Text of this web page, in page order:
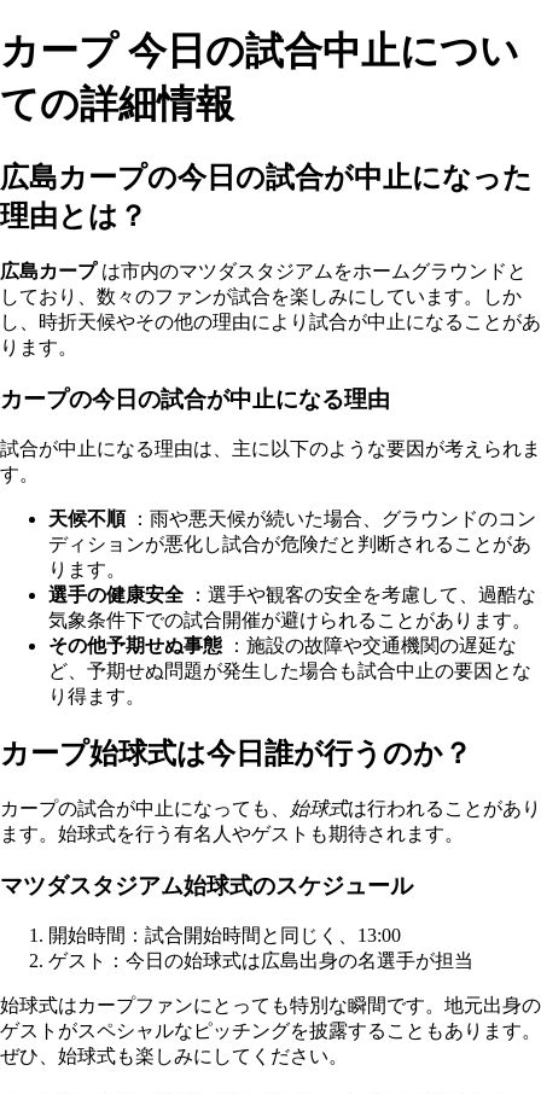
カープ 今日の試合中止につい
ての詳細情報
広島カープの今日の試合が中止になった
理由とは？
広島カープは市内のマツダスタジアムをホームグラウンドと
しており、数々のファンが試合を楽しみにしています。しか
し、時折天候やその他の理由により試合が中止になることがあ
ります。
カープの今日の試合が中止になる理由
試合が中止になる理由は、主に以下のような要因が考えられま
す。
天候不順：雨や悪天候が続いた場合、グラウンドのコン
ディションが悪化し試合が危険だと判断されることがあ
ります。
選手の健康安全 ：選手や観客の安全を考慮して、過酷な
気象条件下での試合開催が避けられることがあります。
その他予期せぬ事態 ：施設の故障や交通機関の遅延な
ど、予期せぬ問題が発生した場合も試合中止の要因とな
り得ます。
カープ始球式は今日誰が行うのか？
カープの試合が中止になっても、 始球式は行われることがあり
ます。始球式を行う有名人やゲストも期待されます。
マツダスタジアム始球式のスケジュール
開始時間：試合開始時間と同じく、13:00
ゲスト：今日の始球式は広島出身の名選手が担当
始球式はカープファンにとっても特別な瞬間です。地元出身の
ゲストがスペシャルなピッチングを披露することもあります。
ぜひ、始球式も楽しみにしてください。